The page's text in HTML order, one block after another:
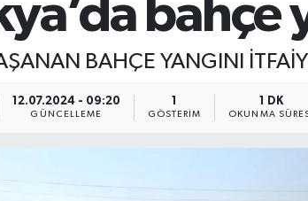
bahçe
BAHÇE YANGINI
12.07.2024 - 09:20
GÜNCELLEME
1
GÖSTERIM
1 DK
OKUNMA